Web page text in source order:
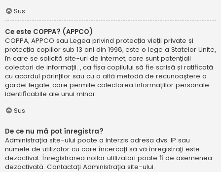
Sus
Ce este COPPA? (APPCO)
COPPA, APPCO sau Legea privind protecția vieții private și
protecția copiilor sub 13 ani din 1998, este o lege a Statelor Unite,
în care se solicită site-uri de internet, care sunt potențiali
colectori de informații. , ca fișa copilului să fie scrisă și ratificată
cu acordul părinților sau cu o altă metodă de recunoaștere a
gardei legale, care permite colectarea informațiilor personale
identificabile ale unui minor.
Sus
De ce nu mă pot înregistra?
Administrația site-ului poate a interzis adresa dvs. IP sau
numele de utilizator cu care încercați să vă înregistrați este
dezactivat. Înregistrarea noilor utilizatori poate fi de asemenea
dezactivată. Contactați Administrația site-ului.